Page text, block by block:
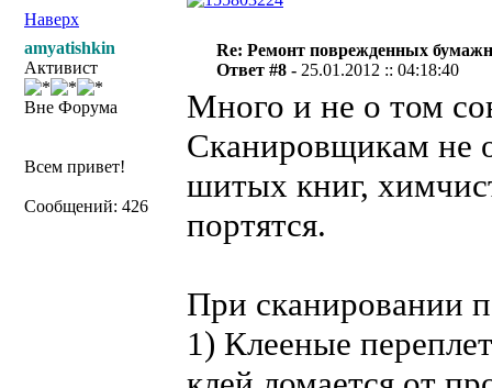
Наверх
amyatishkin
Активист
Вне Форума
Всем привет!
Сообщений: 426
Re: Ремонт поврежденных
Ответ #8 - 25.01.2012 :: 04:18:40
Много и не о том
Сканировщикам не
шитых книг,
портятся.
При сканировании
1) Клееные